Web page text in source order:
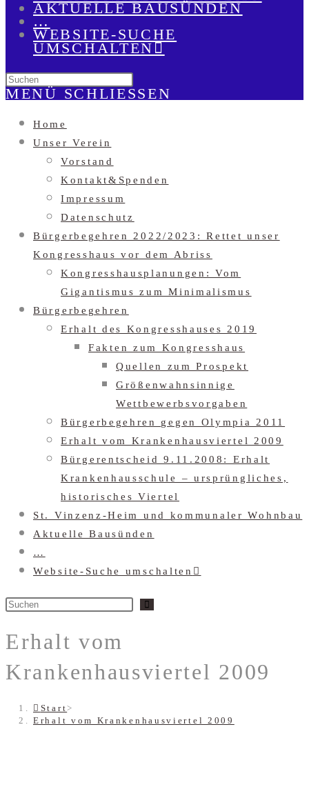
AKTUELLE BAUSÜNDEN
…
WEBSITE-SUCHE
UMSCHALTEN
MENÜ SCHLIESSEN
Home
Unser Verein
Vorstand
Kontakt&Spenden
Impressum
Datenschutz
Bürgerbegehren 2022/2023: Rettet unser
Kongresshaus vor dem Abriss
Kongresshausplanungen: Vom
Gigantismus zum Minimalismus
Bürgerbegehren
Erhalt des Kongresshauses 2019
Fakten zum Kongresshaus
Quellen zum Prospekt
Größenwahnsinnige
Wettbewerbsvorgaben
Bürgerbegehren gegen Olympia 2011
Erhalt vom Krankenhausviertel 2009
Bürgerentscheid 9.11.2008: Erhalt
Krankenhausschule – ursprüngliches,
historisches Viertel
St. Vinzenz-Heim und kommunaler Wohnbau
Aktuelle Bausünden
…
Website-Suche umschalten
Erhalt vom
Krankenhausviertel 2009
Start>
Erhalt vom Krankenhausviertel 2009